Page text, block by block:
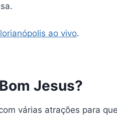
ao vivo.
Jesus?
várias atrações para